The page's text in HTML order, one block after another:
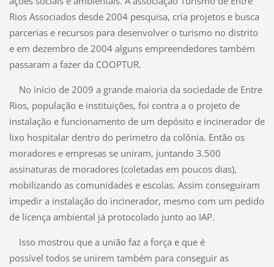
Rios Associados desde 2004 pesquisa, cria projetos e busca
parcerias e recursos para desenvolver o turismo no distrito
e em dezembro de 2004 alguns empreendedores também
passaram a fazer da COOPTUR.
No início de 2009 a grande maioria da sociedade de Entre
Rios, população e instituições, foi contra a o projeto de
instalação e funcionamento de um depósito e incinerador de
lixo hospitalar dentro do perímetro da colônia. Então os
moradores e empresas se uniram, juntando 3.500
assinaturas de moradores (coletadas em poucos dias),
mobilizando as comunidades e escolas. Assim conseguiram
impedir a instalação do incinerador, mesmo com um pedido
de licença ambiental já protocolado junto ao IAP.
Isso mostrou que a união faz a força e que é
possível todos se unirem também para conseguir as